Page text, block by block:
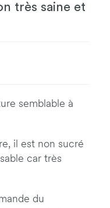
très saine et
semblable à
il est non sucré
car très
du